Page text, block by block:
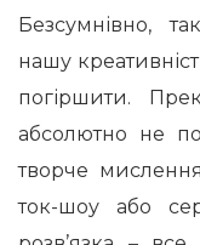
Безсумнівно,
нашу
погіршити.
абсолютно не
творче
ток-шоу або